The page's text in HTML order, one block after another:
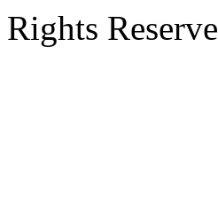
Rights